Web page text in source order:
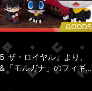
GOODS
ザ・ロイヤル』より、
「モルガナ」のフィギ...